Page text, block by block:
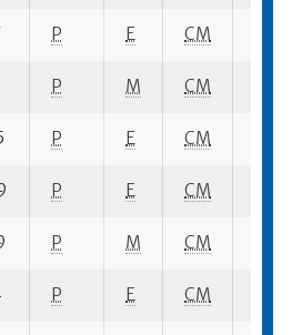
P E CM
P M CM
P E CM
P E CM
P M CM
P E CM